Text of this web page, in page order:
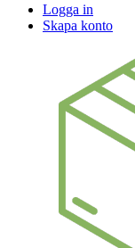
Logga in
Skapa konto